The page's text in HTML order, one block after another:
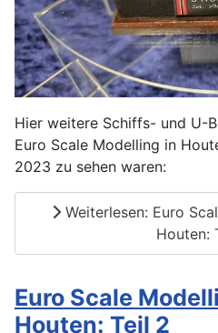
Hier weitere Schiffs- und U-
Euro Scale Modelling in
2023 zu sehen waren:
Weiterlesen: Euro
Houten:
Euro Scale
Houten: Teil 2